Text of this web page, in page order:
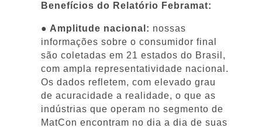
Benefícios do Relatório Febramat:
● Amplitude nacional: nossas
informações sobre o consumidor final
são coletadas em 21 estados do Brasil,
com ampla representatividade nacional.
Os dados refletem, com elevado grau
de acuracidade a realidade, o que as
indústrias que operam no segmento de
MatCon encontram no dia a dia de suas